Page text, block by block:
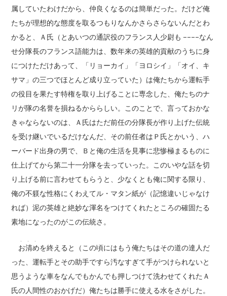
属していたわけだから、仲良くなるのは簡単だった。だけど俺
たちが理想的な態度を取るつもりなんかさらさらないんだとわ
かると、Ａ氏（とあいつの通訳役のフランス人少尉も ––––なん
せ分隊長のフランス語能力は、数年来の英雄的貢献のうちに身
につけただけあって、「リョーカイ」「ヨロシイ」「オイ、キ
サマ」の三つでほとんど成り立っていた）は俺たちから運転手
の役目を果たす特権を取り上げることに専念した、俺たちのナ
リが隊の名誉を損ねるかららしい。このことで、言っておかな
きゃならないのは、Ａ氏はただ前任の分隊長が作り上げた伝統
を受け継いでいるだけなんだ、その前任者はＰ氏とかいう、ハ
ーバード出身の男で、Ｂと俺の生活を見事に悲惨極まるものに
仕上げてから第二十一分隊を去っていった。このいやな話を切
り上げる前に言わせてもらうと、少なくとも俺に関する限り、
俺の不躾な性格にくわえてル・マタン紙が（記憶違いじゃなけ
れば）泥の英雄と絶妙な渾名をつけてくれたところの確固たる
素地になったのがこの伝統さ。
お清め
、、、
を終えると（この頃にはもう俺たちはその道の達人だ
った、運転手とその助手ですら汚なすぎて手がつけられないと
思うような車をなんでもかんでも押しつけて洗わせてくれたＡ
氏の人間性のおかげだ）俺たちは勝手に使える水をさがした。